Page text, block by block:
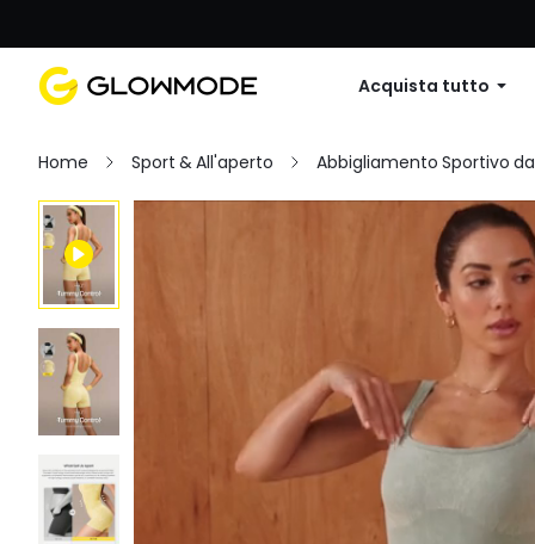
Acquista tutto
Home Sport & All'aperto Abbigliamento Sportivo